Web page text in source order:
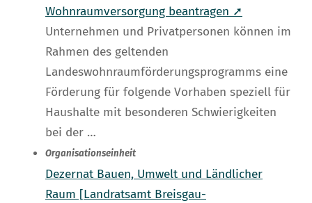
Wohnraumversorgung beantragen ➚
Unternehmen und Privatpersonen können im
Rahmen des geltenden
Landeswohnraumförderungsprogramms eine
Förderung für folgende Vorhaben speziell für
Haushalte mit besonderen Schwierigkeiten
bei der …
Organisationseinheit
Dezernat Bauen, Umwelt und Ländlicher
Raum [Landratsamt Breisgau-